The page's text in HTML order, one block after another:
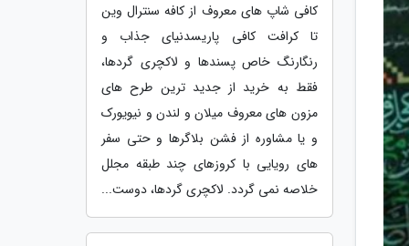
کافی شاپ های معروف از کافه سنترال وین
تا کرافت کافی پاریسدنیای جذاب و
رنگارنگ خاص پسندها و لاکچری گردها،
فقط به خرید از جدید ترین طرح های
مزون های معروف میلان و لندن و نیویورک
و یا مشاوره از فشن بلاگرها و حتی سفر
های رویایی با کروزهای چند طبقه مجلل
خلاصه نمی گردد. لاکچری گردها، دوست...